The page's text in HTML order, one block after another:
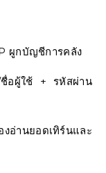
ผูกบัญชีการคลัง
อผู้ใช้ + รหัสผ่าน
านยอดเทิร์นและ